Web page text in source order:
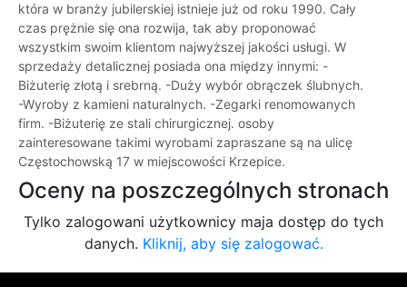
która w branży jubilerskiej istnieje już od roku 1990. Cały
czas prężnie się ona rozwija, tak aby proponować
wszystkim swoim klientom najwyższej jakości usługi. W
sprzedaży detalicznej posiada ona między innymi: -
Biżuterię złotą i srebrną. -Duży wybór obrączek ślubnych.
-Wyroby z kamieni naturalnych. -Zegarki renomowanych
firm. -Biżuterię ze stali chirurgicznej. osoby
zainteresowane takimi wyrobami zapraszane są na ulicę
Częstochowską 17 w miejscowości Krzepice.
Oceny na poszczególnych stronach
Tylko zalogowani użytkownicy maja dostęp do tych
danych. Kliknij, aby się zalogować.